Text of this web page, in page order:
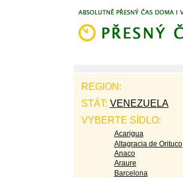
REGION:
STÁT: VENEZUELA
VYBERTE SÍDLO:
Acarigua
Altagracia de Orituco
Anaco
Araure
Barcelona